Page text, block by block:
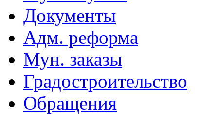
Документы
Адм. реформа
Мун. заказы
Градостроительство
Обращения